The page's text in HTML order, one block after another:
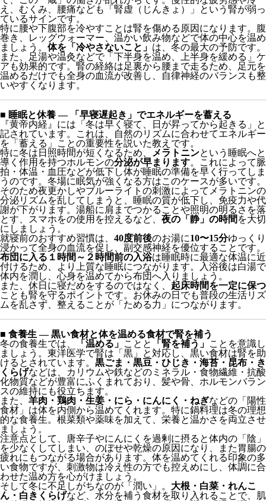
特に腰や下腹部を冷やすことは腎を傷める原因になります。腹
巻き、レッグウォーマー、温かい飲み物などで体の中心を温め
ましょう。体を「冷やさないこと」は、冬の最大の予防です。
また、足湯や温灸などで「下半身を温め、上半身を緩める」ケ
アも効果的です。腎の経絡は足裏から腰まで走るため、足元を
温めるだけでも全身の血流が改善し、自律神経のバランスも整
いやすくなります。
記されています。これは、自然のリズムに合わせてエネルギー
を「蓄える」ことの重要性を説いた教えです。
特に冬は日照時間が短くなるため、 メラトニンという睡眠へと
導く作用を持つホルモンの分泌が早まります。これによって脈
拍・体温・血圧などが低下し体が睡眠の準備を早く行ってしま
うのです。冬場に眠気が強くなる方はこのケースが多いです。
そのため夜更かしやブルーライトの刺激によってメラトニンの
分泌リズムを乱してしまうと、睡眠の質が低下し、免疫力や代
謝が下がります。湯船に肩までつかることや照明の明るさを落
とす、スマホをの使用を控えるなど、夜の「静」の時間を大切
にしましょう。
就寝前のおすすめ習慣は、40度前後 のお湯に 10〜15分ゆっくり
浸かって全身の血流を促し、副交感神経を優位することです。
布団に入る１時間～２時間前の入浴は睡眠時に最適な体温に近
付けるため、より上質な睡眠につながります。入浴後は白湯で
体内を潤し、心身を温めてから布団へ入りましょう。
また、休日に寝だめをするのではなく、 起床時間を一定に保つ
ことも腎を守るポイントです。お休みの日でも普段の生活リズ
ムを乱さず、整えることが「ためる力」につながります。
ましょう。東洋医学で腎は「黒」と対応し、黒い食材は腎を助
けるとされています。黒ごま・黒豆・ひじき・海苔・昆布・き
くらげ などは、カリウムや鉄などのミネラル・食物繊維・抗酸
化物質などが豊富にふくまれており、髪や骨、ホルモンバラン
スの維持にも役立ちます。
また、羊肉・鶏肉・生姜・にら・にんにく・ねぎなどの「陽性
食材」は体を内側から温めてくれます。特に鍋料理は冬の理想
的な食養生。根菜類や薬味を加えて、栄養と温かさを両立させ
ましょう。
注意点として、唐辛子やにんにくを過剰に摂ると体内の「陰」
を少なくしてしまい、のぼせや乾燥の原因になり、また胃腸の
疲れにもつながる場合があります。体を温めてくれる印象の多
い食物ですが、刺激物は冷え性の方でも控えめにし、体調に合
わせた温め方を心がけましょう。
そして冬に不足しがちなのが「潤い」。大根・白菜・れんこ
ん・白きくらげなど、水分を補う食材を取り入れることで、肌
や粘膜の乾燥も防げます。温かいスープやお粥で「温と潤」を
両立するのが理想です。